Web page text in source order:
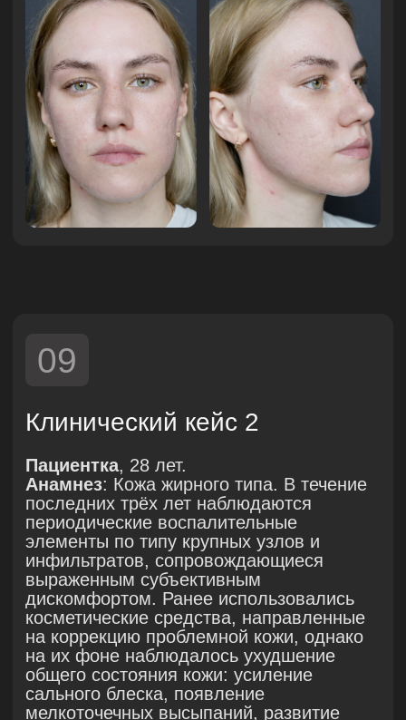
История создания
30 Июня 2024
Новые технологии красоты
Основы биологических
эффектов плазмы